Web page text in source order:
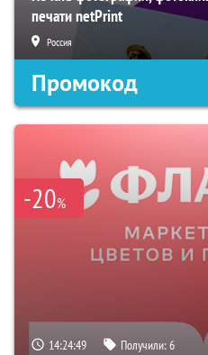
печати netPrint
Россия
Промокод
-20%
14:24:49 Получили:6